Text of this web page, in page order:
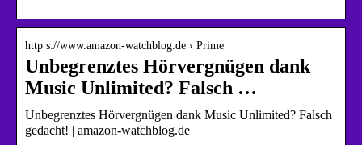
http s://www.amazon-watchblog.de › Prime
Unbegrenztes Hörvergnügen dank
Music Unlimited? Falsch …
Unbegrenztes Hörvergnügen dank Music Unlimited? Falsch
gedacht! | amazon-watchblog.de